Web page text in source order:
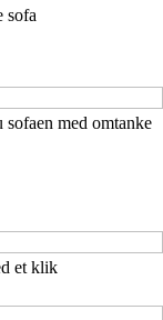
sofa
med omtanke
et klik